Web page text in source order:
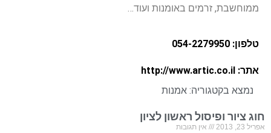
ממוחשבת, זרמים באומנות ועוד…
טלפון: 054-2279950
אתר: http://www.artic.co.il
נמצא בקטגוריה: אמנות
חוג ציור ופיסול ראשון לציון
אפריל 23, 2013 אין תגובות